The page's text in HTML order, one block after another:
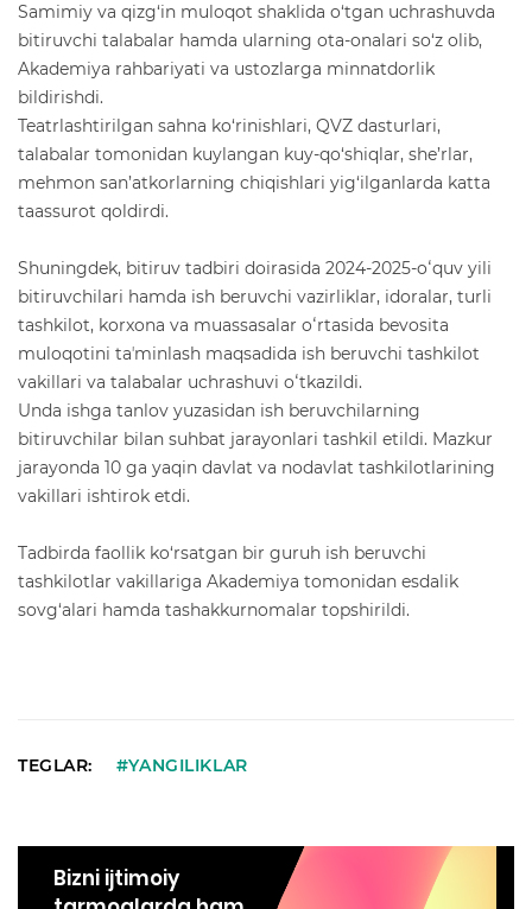
Samimiy va qizg‘in muloqot shaklida o‘tgan uchrashuvda
bitiruvchi talabalar hamda ularning ota-onalari so‘z olib,
Akademiya rahbariyati va ustozlarga minnatdorlik
bildirishdi.
Teatrlashtirilgan sahna ko‘rinishlari, QVZ dasturlari,
talabalar tomonidan kuylangan kuy-qo‘shiqlar, she’rlar,
mehmon san’atkorlarning chiqishlari yig‘ilganlarda katta
taassurot qoldirdi.
Shuningdek, bitiruv tadbiri doirasida 2024-2025-oʻquv yili
bitiruvchilari hamda ish beruvchi vazirliklar, idoralar, turli
tashkilot, korxona va muassasalar oʻrtasida bevosita
muloqotini taʼminlash maqsadida ish beruvchi tashkilot
vakillari va talabalar uchrashuvi oʻtkazildi.
Unda ishga tanlov yuzasidan ish beruvchilarning
bitiruvchilar bilan suhbat jarayonlari tashkil etildi. Mazkur
jarayonda 10 ga yaqin davlat va nodavlat tashkilotlarining
vakillari ishtirok etdi.
Tadbirda faollik ko‘rsatgan bir guruh ish beruvchi
tashkilotlar vakillariga Akademiya tomonidan esdalik
sovg‘alari hamda tashakkurnomalar topshirildi.
TEGLAR: #YANGILIKLAR
Bizni ijtimoiy